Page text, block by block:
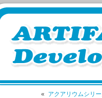
« アクアリウムシリ